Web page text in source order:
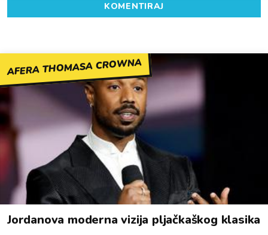
KOMENTIRAJ
AFERA THOMASA CROWNA
Jordanova moderna vizija pljačkaškog klasika